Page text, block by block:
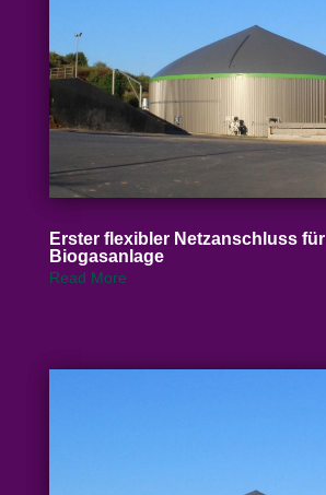
Erster flexibler Netz­an­schluss für
Biogasanlage
Read More